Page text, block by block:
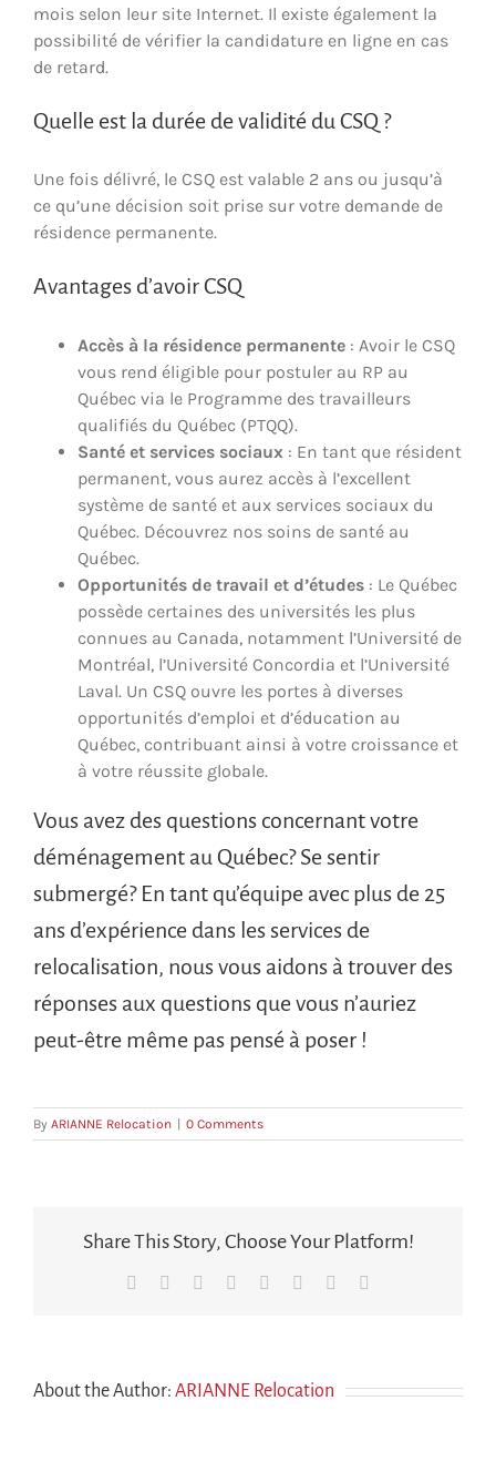
mois selon leur site Internet. Il existe également la
possibilité de vérifier la candidature en ligne en cas
de retard.
Quelle est la durée de validité du CSQ ?
Une fois délivré, le CSQ est valable 2 ans ou jusqu’à
ce qu’une décision soit prise sur votre demande de
résidence permanente.
Avantages d’avoir CSQ
Accès à la résidence permanente : Avoir le CSQ
vous rend éligible pour postuler au RP au
Québec via le Programme des travailleurs
qualifiés du Québec (PTQQ).
Santé et services sociaux : En tant que résident
permanent, vous aurez accès à l’excellent
système de santé et aux services sociaux du
Québec. Découvrez nos soins de santé au
Québec.
Opportunités de travail et d’études : Le Québec
possède certaines des universités les plus
connues au Canada, notamment l’Université de
Montréal, l’Université Concordia et l’Université
Laval. Un CSQ ouvre les portes à diverses
opportunités d’emploi et d’éducation au
Québec, contribuant ainsi à votre croissance et
à votre réussite globale.
Vous avez des questions concernant votre
déménagement au Québec? Se sentir
submergé? En tant qu’équipe avec plus de 25
ans d’expérience dans les services de
relocalisation, nous vous aidons à trouver des
réponses aux questions que vous n’auriez
peut-être même pas pensé à poser !
By ARIANNE Relocation | 0 Comments
Share This Story, Choose Your Platform!
Facebook Reddit LinkedIn
TumblrPinterest
About the Author: ARIANNE Relocation